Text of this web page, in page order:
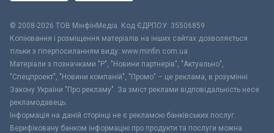
© 2008-2026 ТОВ МiнфiнМедiа. Код ЄДРПОУ: 35506859
Копіювання і розміщення матеріалів на інших сайтах дозволяється
тільки з гіперпосиланням виду: www.minfin.com.ua
Матеріали з позначками "Р", "Новини партнерів", "Актуально",
"Спецпроект", "Новини компаній", "Промо" – це реклама, в розумінні
Закону України "Про рекламу". За зміст реклами відповідальність несе
рекламодавець.
Інформація на даній сторінці не є рекламою банківських послуг.
Верифіковану банком інформацію про продукти та послуги можна